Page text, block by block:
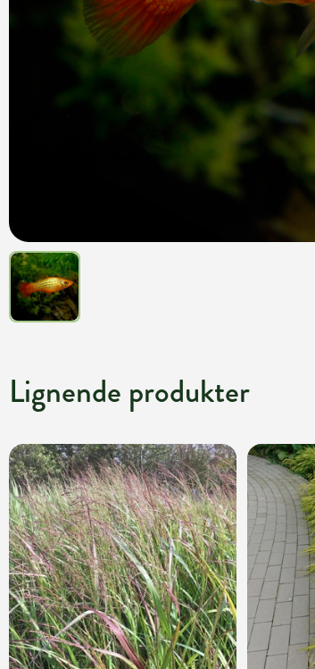
Lignende produkter